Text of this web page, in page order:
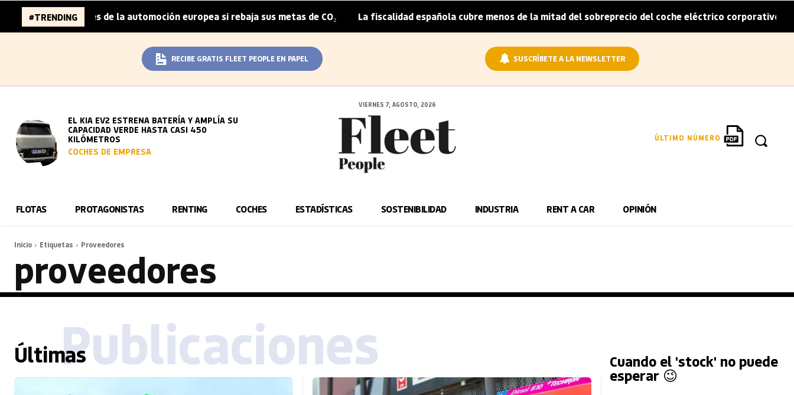
#TRENDING
96.000 millones de la automoción europea si rebaja sus metas de CO₂ | La fiscalidad española cubre menos de la mitad del sobreprecio del coche eléctrico corporativo |
RECIBE GRATIS FLEET PEOPLE EN PAPEL SUSCRÍBETE A LA NEWSLETTER
EL KIA EV2 ESTRENA BATERÍA Y AMPLÍA SU
CAPACIDAD VERDE HASTA CASI 450
KILÓMETROS
COCHES DE EMPRESA
VIERNES 7, AGOSTO, 2026
ÚLTIMO NÚMERO
FLOTAS PROTAGONISTAS RENTING COCHES ESTADÍSTICAS SOSTENIBILIDAD INDUSTRIA RENT A CAR OPINIÓN
Inicio Etiquetas Proveedores
proveedores
ÚltimasPublicaciones Cuando el 'stock' no puede
esperar 😉